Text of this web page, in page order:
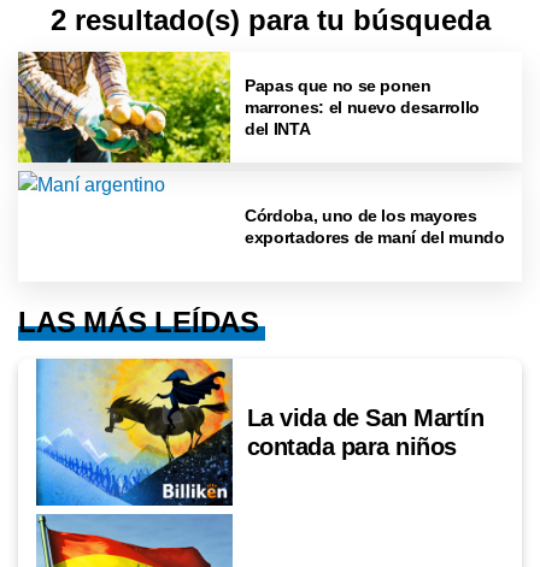
2 resultado(s) para tu búsqueda
Papas que no se ponen
marrones: el nuevo desarrollo
del INTA
Córdoba, uno de los mayores
exportadores de maní del mundo
LAS MÁS LEÍDAS
La vida de San Martín
contada para niños